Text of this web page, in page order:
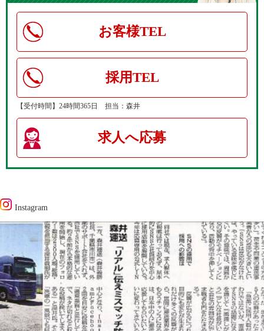
お客様TEL
採用TEL
【受付時間】24時間365日 担当：森井
求人へ応募
Instagram